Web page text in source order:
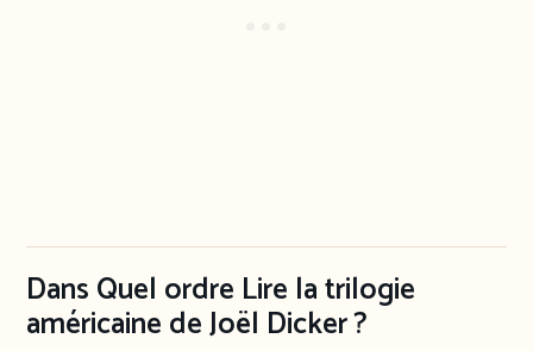
Dans Quel ordre Lire la trilogie
américaine de Joël Dicker ?